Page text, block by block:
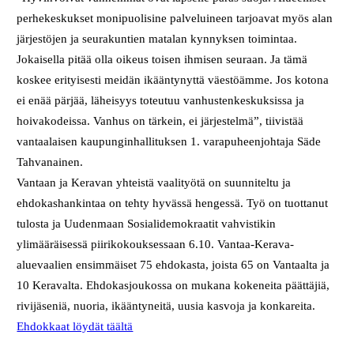
perhekeskukset monipuolisine palveluineen tarjoavat myös alan
järjestöjen ja seurakuntien matalan kynnyksen toimintaa.
Jokaisella pitää olla oikeus toisen ihmisen seuraan. Ja tämä
koskee erityisesti meidän ikääntynyttä väestöämme. Jos kotona
ei enää pärjää, läheisyys toteutuu vanhustenkeskuksissa ja
hoivakodeissa. Vanhus on tärkein, ei järjestelmä”, tiivistää
vantaalaisen kaupunginhallituksen 1. varapuheenjohtaja Säde
Tahvanainen.
Vantaan ja Keravan yhteistä vaalityötä on suunniteltu ja
ehdokashankintaa on tehty hyvässä hengessä. Työ on tuottanut
tulosta ja Uudenmaan Sosialidemokraatit vahvistikin
ylimääräisessä piirikokouksessaan 6.10. Vantaa-Kerava-
aluevaalien ensimmäiset 75 ehdokasta, joista 65 on Vantaalta ja
10 Keravalta. Ehdokasjoukossa on mukana kokeneita päättäjiä,
rivijäseniä, nuoria, ikääntyneitä, uusia kasvoja ja konkareita.
Ehdokkaat löydät täältä